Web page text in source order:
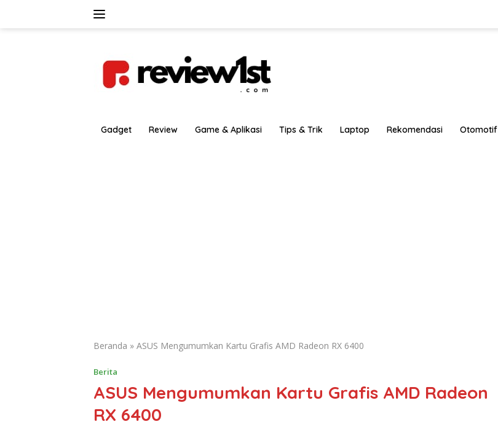
Gadget Review Game & Aplikasi Tips & Trik Laptop Rekomendasi Otomotif
Beranda » ASUS Mengumumkan Kartu Grafis AMD Radeon RX 6400
Berita
ASUS Mengumumkan Kartu Grafis AMD Radeon
RX 6400